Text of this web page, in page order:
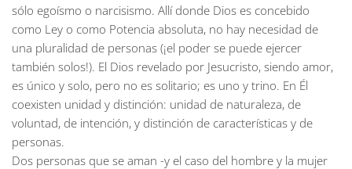
sólo egoísmo o narcisismo. Allí donde Dios es concebido
como Ley o como Potencia absoluta, no hay necesidad de
una pluralidad de personas (¡el poder se puede ejercer
también solos!). El Dios revelado por Jesucristo, siendo amor,
es único y solo, pero no es solitario; es uno y trino. En Él
coexisten unidad y distinción: unidad de naturaleza, de
voluntad, de intención, y distinción de características y de
personas.
Dos personas que se aman -y el caso del hombre y la mujer